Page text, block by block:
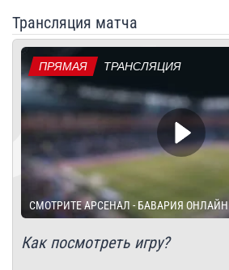
Трансляция матча
ПРЯМАЯ ТРАНСЛЯЦИЯ
СМОТРИТЕ АРСЕНАЛ - БАВАРИЯ ОНЛАЙН
Как посмотреть игру?